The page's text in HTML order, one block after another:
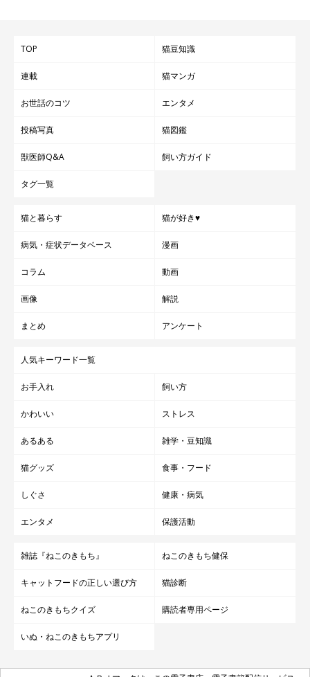
TOP 猫豆知識
連載 猫マンガ
お世話のコツ エンタメ
投稿写真 猫図鑑
獣医師Q&A 飼い方ガイド
タグ一覧
猫と暮らす 猫が好き♥
病気・症状データベース 漫画
コラム 動画
画像 解説
まとめ アンケート
人気キーワード一覧
お手入れ 飼い方
かわいい ストレス
あるある 雑学・豆知識
猫グッズ 食事・フード
しぐさ 健康・病気
エンタメ 保護活動
雑誌『ねこのきもち』 ねこのきもち健保
キャットフードの正しい選び方 猫診断
ねこのきもちクイズ 購読者専用ページ
いぬ・ねこのきもちアプリ